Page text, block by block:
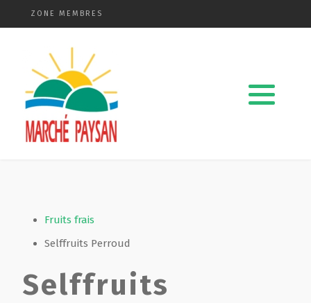
ZONE MEMBRES
Fruits frais
Selffruits Perroud
Selffruits
Qui sommes-nous ?
La charte
Le comité
Devenir membre